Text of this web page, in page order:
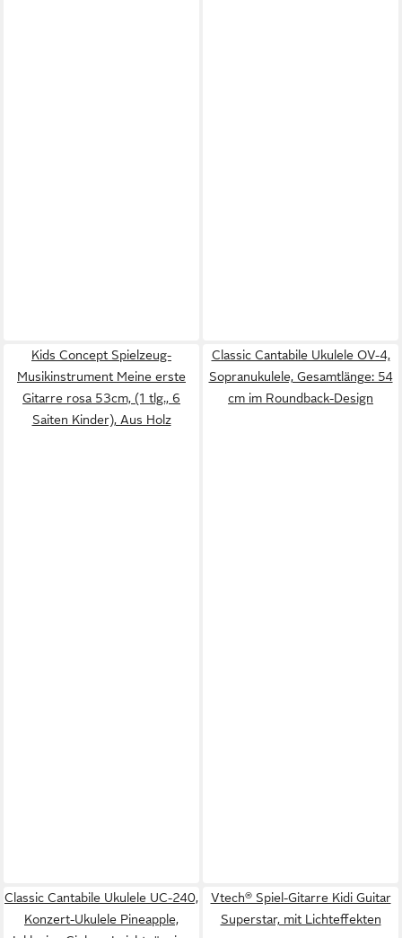
Kids Concept Spielzeug-
Musikinstrument Meine erste
Gitarre rosa 53cm, (1 tlg., 6
Saiten Kinder), Aus Holz
Classic Cantabile Ukulele OV-4,
Sopranukulele, Gesamtlänge: 54
cm im Roundback-Design
Classic Cantabile Ukulele UC-240,
Konzert-Ukulele Pineapple,
Vtech® Spiel-Gitarre Kidi Guitar
Superstar, mit Lichteffekten